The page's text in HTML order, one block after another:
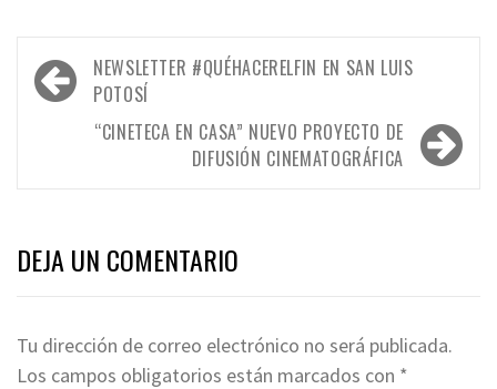
Navegación
de
entradas
NEWSLETTER #QUÉHACERELFIN EN SAN LUIS
POTOSÍ
“CINETECA EN CASA” NUEVO PROYECTO DE
DIFUSIÓN CINEMATOGRÁFICA
DEJA UN COMENTARIO
Tu dirección de correo electrónico no será publicada.
Los campos obligatorios están marcados con *